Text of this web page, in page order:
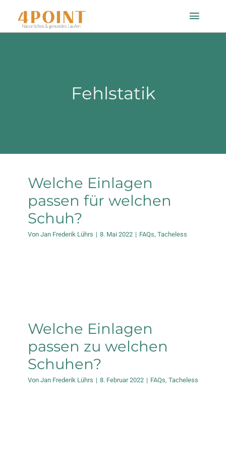
Inhalt
Toggle
Technologie
Mein Konto
Shop
Fehlstatik
Welche Einlagen
passen für welchen
Schuh?
Von Jan Frederik Lührs | 8. Mai 2022 | FAQs Tacheless
Welche Einlagen
passen zu welchen
Schuhen?
Von Jan Frederik Lührs | 8. Februar 2022 | FAQs Tacheless